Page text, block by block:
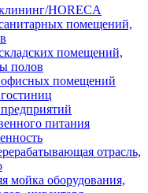
HORECA
помещений,
помещений,
полов
офисных помещений
питания
отрасль,
мойка оборудования,